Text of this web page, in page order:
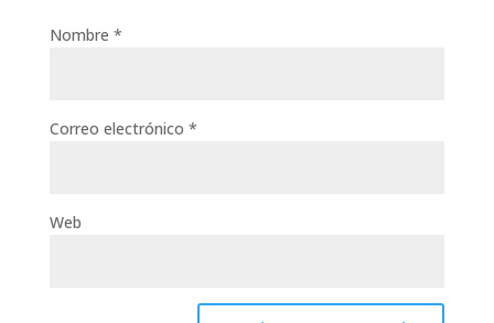
Nombre *
Correo electrónico *
Web